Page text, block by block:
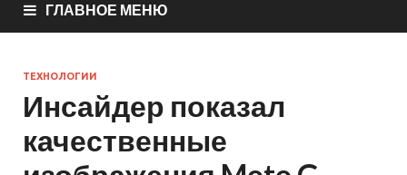
ГЛАВНОЕ МЕНЮ
ТЕХНОЛОГИИ
Инсайдер показал
качественные